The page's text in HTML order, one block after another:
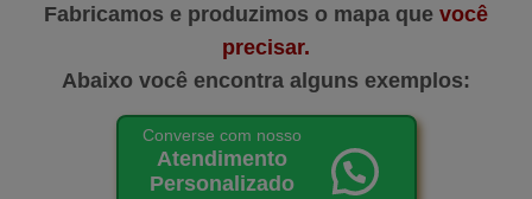
Fabricamos e produzimos o mapa que você
precisar.
Abaixo você encontra alguns exemplos:
Converse com nosso
Atendimento
Personalizado